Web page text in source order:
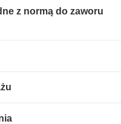
z normą do zaworu